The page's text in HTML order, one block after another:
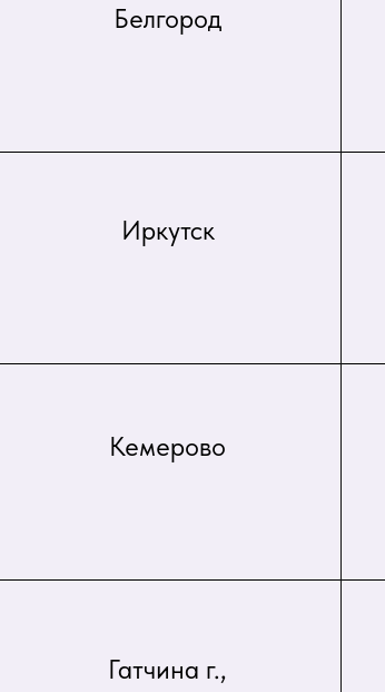
Белгород
Иркутск
Кемерово
Гатчина г.,